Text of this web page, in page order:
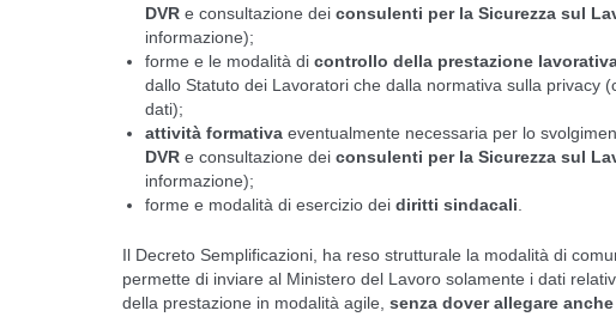
DVRe consultazione dei consulenti per la Sicurezza sul
informazione);
forme e le modalità di controllo della prestazione
dallo Statuto dei Lavoratori che dalla normativa sulla privacy
dati);
attività formativaeventualmente necessaria per lo
DVRe consultazione dei consulenti per la Sicurezza sul
informazione);
forme e modalità di esercizio dei diritti sindacali
Il Decreto Semplificazioni, ha reso strutturale la modalità di
permette di inviare al Ministero del Lavoro solamente i dati
della prestazione in modalità agile, senza dover allegare anche